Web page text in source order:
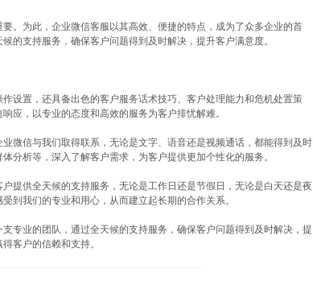
。为此，企业微信客服以其高效、便捷的特点，成为了众多企业的首
的支持服务，确保客户问题得到及时解决，提升客户满意度。
设置，还具备出色的客户服务话术技巧、客户处理能力和危机处置策
应，以专业的态度和高效的服务为客户排忧解难。
微信与我们取得联系，无论是文字、语音还是视频通话，都能得到及时
分析等，深入了解客户需求，为客户提供更加个性化的服务。
提供全天候的支持服务，无论是工作日还是节假日，无论是白天还是夜
到我们的专业和用心，从而建立起长期的合作关系。
专业的团队，通过全天候的支持服务，确保客户问题得到及时解决，提
客户的信赖和支持。